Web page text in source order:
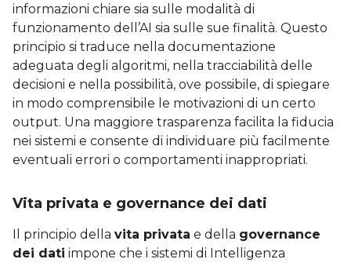
informazioni chiare sia sulle modalità di
funzionamento dell’AI sia sulle sue finalità. Questo
principio si traduce nella documentazione
adeguata degli algoritmi, nella tracciabilità delle
decisioni e nella possibilità, ove possibile, di spiegare
in modo comprensibile le motivazioni di un certo
output. Una maggiore trasparenza facilita la fiducia
nei sistemi e consente di individuare più facilmente
eventuali errori o comportamenti inappropriati.
Vita privata e governance dei dati
Il principio della vita privata e della governance
dei dati impone che i sistemi di Intelligenza